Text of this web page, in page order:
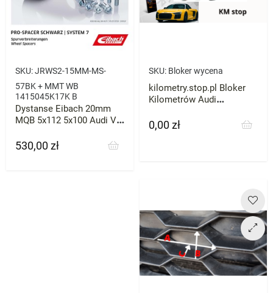
SKU:JRWS2-15MM-MS-
57BK + MMT WB
1415045K17K B
Dystanse Eibach 20mm
MQB 5x112 5x100 Audi VW
Cena
530,00 zł
SKU: Bloker wycena
kilometry.stop.pl Bloker
Kilometrów Audi
każde zatrzymaj licznik
przebieg
Cena
0,00 zł